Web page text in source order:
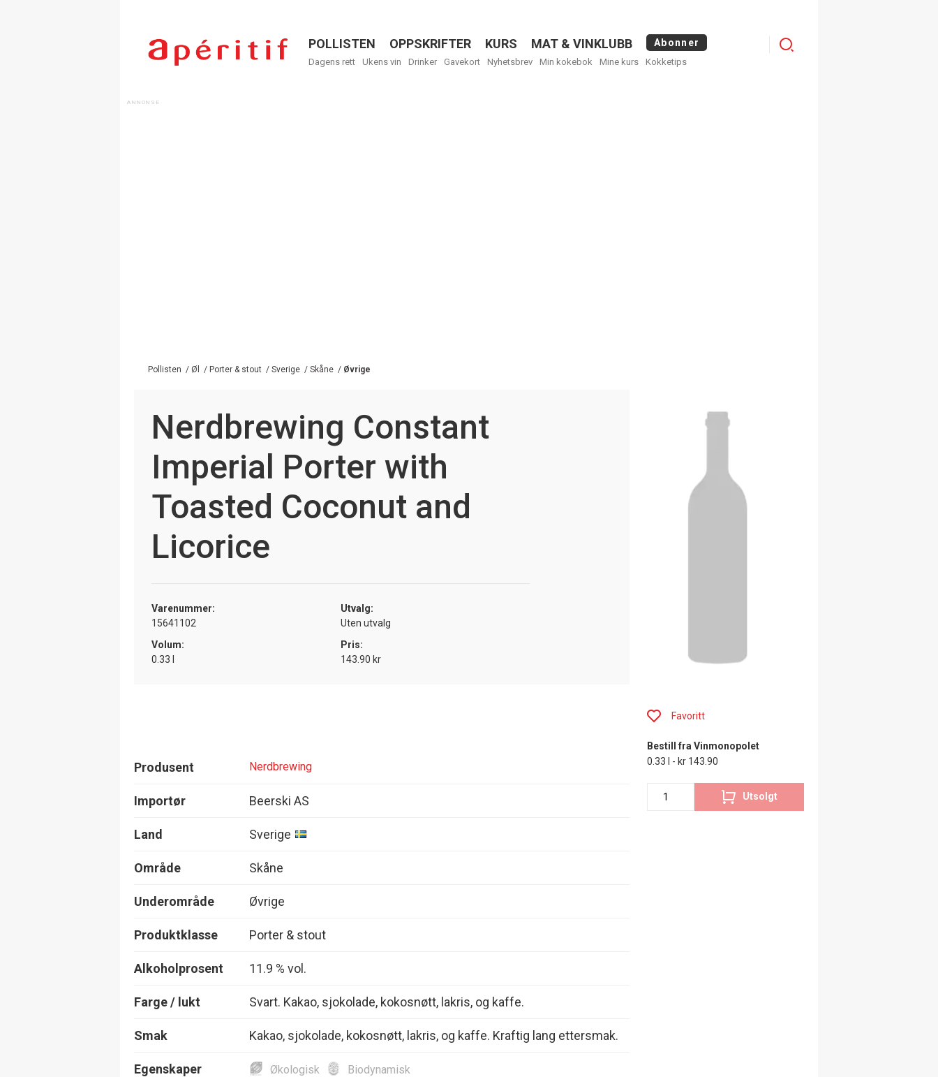
Menu
POLLISTEN OPPSKRIFTER KURS MAT & VINKLUBB Abonner
Dagens rett Ukens vin Drinker Gavekort Nyhetsbrev Min kokebok Mine kurs Kokketips
Menu
Pollisten / Øl / Porter & stout / Sverige / Skåne / Øvrige
Nerdbrewing Constant
Imperial Porter with
Toasted Coconut and
Licorice
Varenummer:
15641102
Utvalg:
Uten utvalg
Volum:
0.33 l
Pris:
143.90 kr
Produsent Nerdbrewing
Importør Beerski AS
Land Sverige
Område Skåne
Underområde Øvrige
Produktklasse Porter & stout
Alkoholprosent 11.9 % vol.
Farge / lukt Svart. Kakao, sjokolade, kokosnøtt, lakris, og kaffe.
Smak Kakao, sjokolade, kokosnøtt, lakris, og kaffe. Kraftig lang ettersmak.
Egenskaper Økologisk Biodynamisk
Favoritt
Bestill fra Vinmonopolet
0.33 l - kr 143.90
Utsolgt